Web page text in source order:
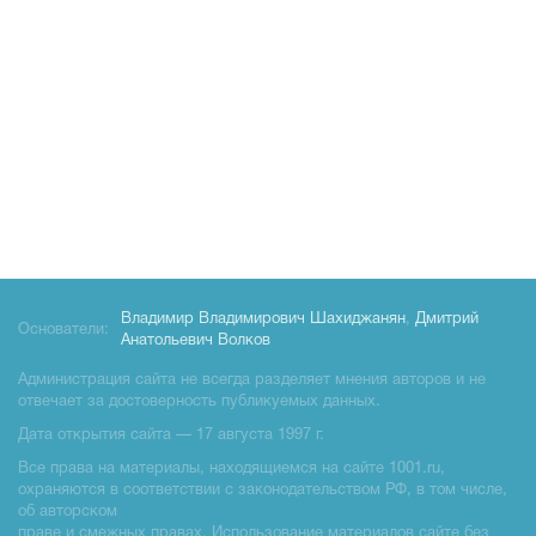
Основатели:
Владимир Владимирович Шахиджанян, Дмитрий
Анатольевич Волков
Администрация сайта не всегда разделяет мнения авторов и не
отвечает за достоверность публикуемых данных.
Дата открытия сайта — 17 августа 1997 г.
Все права на материалы, находящиемся на сайте 1001.ru,
охраняются в соответствии с законодательством РФ, в том числе,
об авторском